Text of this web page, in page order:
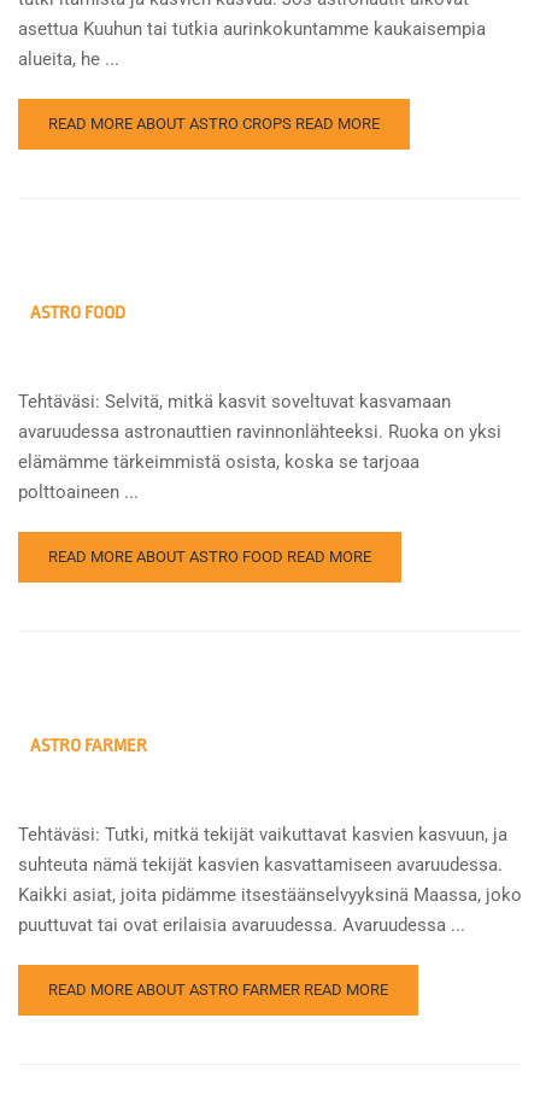
asettua Kuuhun tai tutkia aurinkokuntamme kaukaisempia
alueita, he ...
READ MORE ABOUT ASTRO CROPS READ MORE
ASTRO FOOD
Tehtäväsi: Selvitä, mitkä kasvit soveltuvat kasvamaan
avaruudessa astronauttien ravinnonlähteeksi. Ruoka on yksi
elämämme tärkeimmistä osista, koska se tarjoaa
polttoaineen ...
READ MORE ABOUT ASTRO FOOD READ MORE
ASTRO FARMER
Tehtäväsi: Tutki, mitkä tekijät vaikuttavat kasvien kasvuun, ja
suhteuta nämä tekijät kasvien kasvattamiseen avaruudessa.
Kaikki asiat, joita pidämme itsestäänselvyyksinä Maassa, joko
puuttuvat tai ovat erilaisia avaruudessa. Avaruudessa ...
READ MORE ABOUT ASTRO FARMER READ MORE